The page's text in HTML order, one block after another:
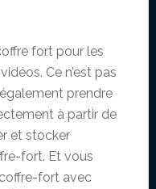
fort pour les
Ce n’est pas
prendre
à partir de
et stocker
fort. Et vous
fort avec